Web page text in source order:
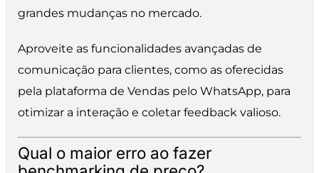
grandes mudanças no mercado.
Aproveite as funcionalidades avançadas de
comunicação para clientes, como as oferecidas
pela plataforma de Vendas pelo WhatsApp, para
otimizar a interação e coletar feedback valioso.
Qual o maior erro ao fazer